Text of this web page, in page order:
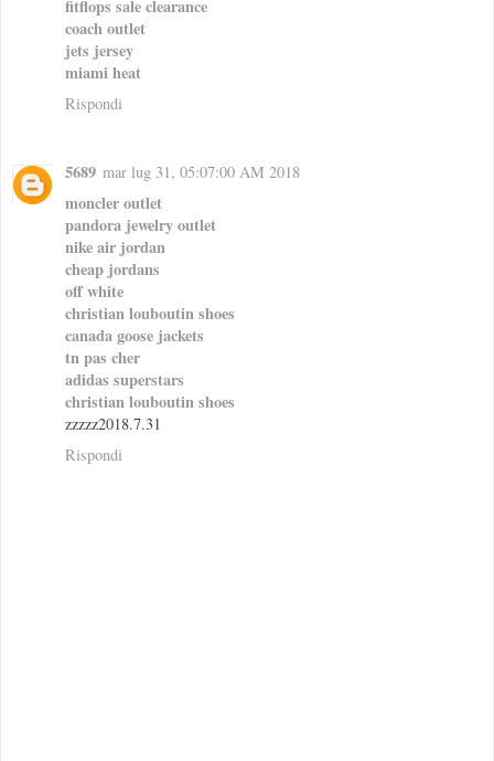
fitflops sale clearance
coach outlet
jets jersey
miami heat
Rispondi
5689 mar lug 31, 05:07:00 AM 2018
moncler outlet
pandora jewelry outlet
nike air jordan
cheap jordans
off white
christian louboutin shoes
canada goose jackets
tn pas cher
adidas superstars
christian louboutin shoes
zzzzz2018.7.31
Rispondi